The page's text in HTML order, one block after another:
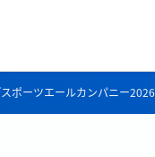
ポーツエールカンパニー